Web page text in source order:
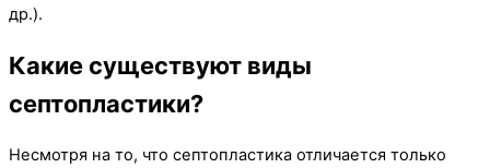
др.).
Какие существуют виды
септопластики?
Несмотря на то, что септопластика отличается только